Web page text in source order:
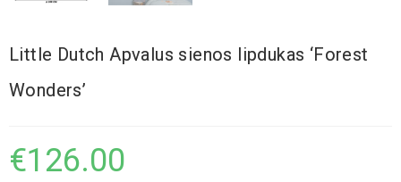
Little Dutch Apvalus sienos lipdukas ‘Forest
Wonders’
€126.00